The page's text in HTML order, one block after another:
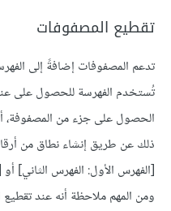
تقطيع المصفوفات
تُستخدم الفهرسة للحصول على
الحصول على جزء من المصفوفة،
ذلك عن طريق إنشاء نطاق من
ومن المهم ملاحظة أنه عند